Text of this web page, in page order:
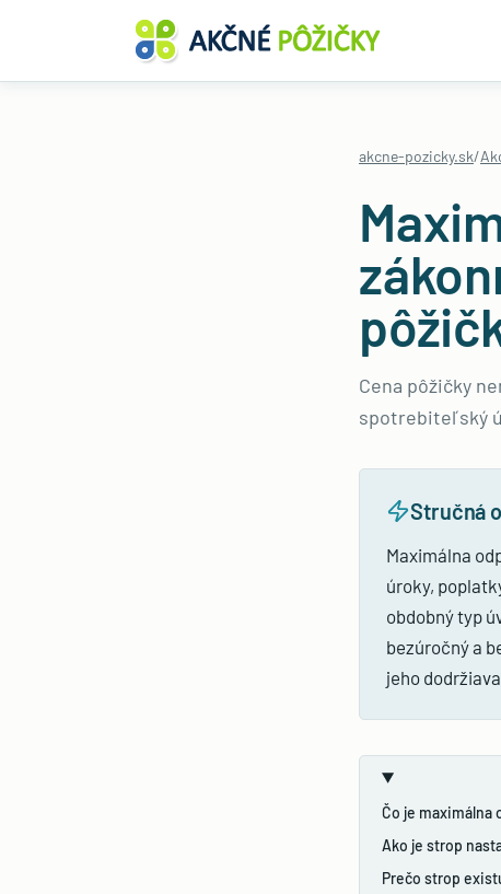
akcne-pozicky.sk/
Cena pôžičky
spotrebiteľský
Stručná
Maximálna
úroky,
obdobný typ
bezúročný a
jeho
Čo je maximálna
Ako je strop
Prečo strop